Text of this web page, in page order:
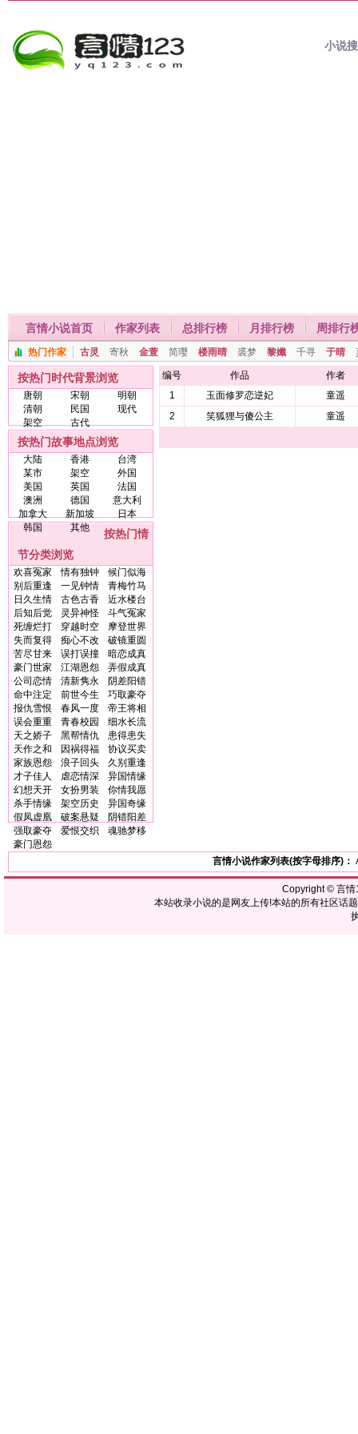
小说
言情小说首页 作家列表 总排行榜 月排行榜 周排行
热门作家 古灵 寄秋 金萱 简璎 楼雨晴 裘梦 黎孅 千寻 于晴
按热门时代背景浏览
唐朝 宋朝
明朝
清朝
民国
现代
架空
古代
按热门故事地点浏览
大陆 香港
台湾
某市
架空
外国
美国
英国
法国
澳洲
德国
意大利
加拿大
新加坡
日本
韩国
其他
按热门情
节分类浏览
欢喜冤家 情有独钟
候门似海
别后重逢
一见钟情
青梅竹马
日久生情
古色古香
近水楼台
后知后觉
灵异神怪
斗气冤家
死缠烂打
穿越时空
摩登世界
失而复得
痴心不改
破镜重圆
苦尽甘来
误打误撞
暗恋成真
豪门世家
江湖恩怨
弄假成真
公司恋情
清新隽永
阴差阳错
命中注定
前世今生
巧取豪夺
报仇雪恨
春风一度
帝王将相
误会重重
青春校园
细水长流
天之娇子
黑帮情仇
患得患失
天作之和
因祸得福
协议买卖
家族恩怨
浪子回头
久别重逢
才子佳人
虐恋情深
异国情缘
幻想天开
女扮男装
你情我愿
杀手情缘
架空历史
异国奇缘
假凤虚凰
破案悬疑
阴错阳差
强取豪夺
爱恨交织
魂驰梦移
豪门恩怨
编号 作品
作者
1
玉面修罗恋逆妃
童遥
2
笑狐狸与傻公主 童遥
言情小说作家列表(按字母排序)：
Copyright © 言情
本站收录小说的是网友上传!本站的所有社区话